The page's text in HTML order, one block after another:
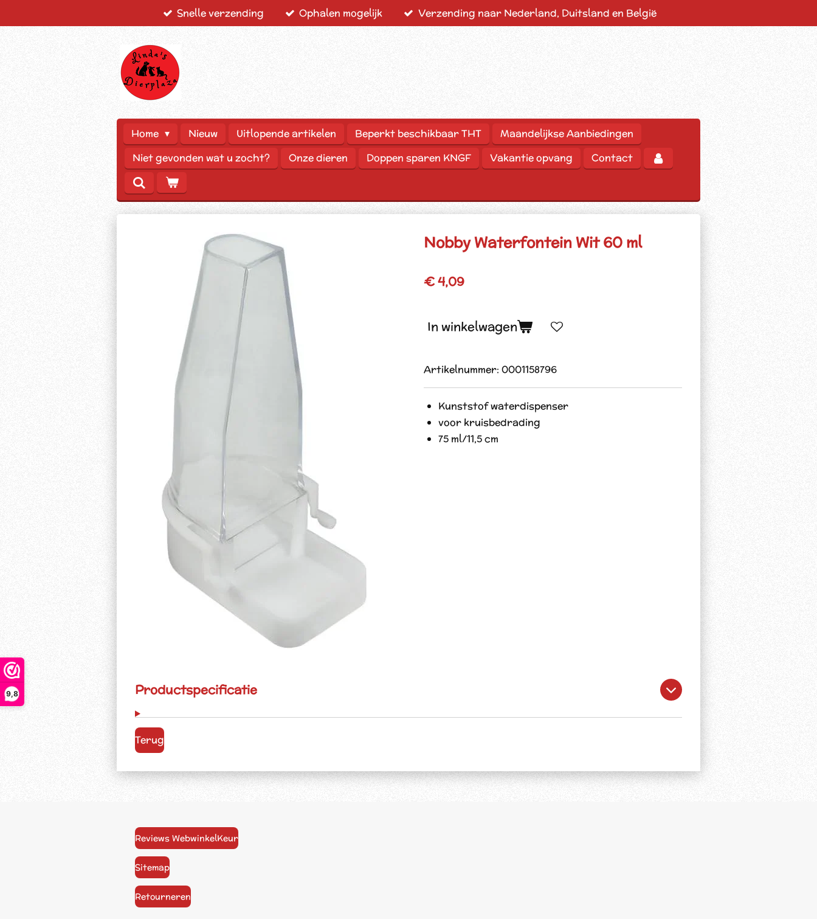
9,8
Snelle verzending Ophalen mogelijk Verzending naar Nederland, Duitsland en België
Home Nieuw Uitlopende artikelen Beperkt beschikbaar THT
Maandelijkse Aanbiedingen
Niet gevonden wat u zocht?
Onze dieren Doppen sparen KNGF Vakantie opvang Contact
Nobby Waterfontein Wit 60 ml
€ 4,09
In winkelwagen
Artikelnummer: 0001158796
Kunststof waterdispenser
voor kruisbedrading
75 ml/11,5 cm
Productspecificatie
Terug
Reviews WebwinkelKeur
Sitemap
Retourneren